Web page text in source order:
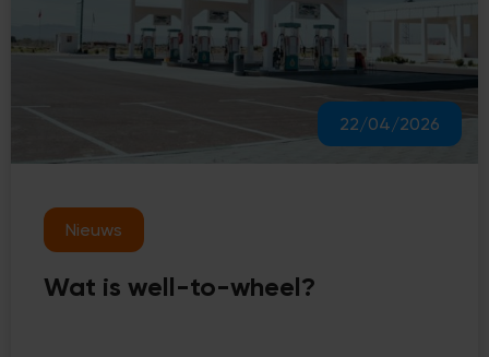
22/04/2026
Nieuws
Wat is well-to-wheel?